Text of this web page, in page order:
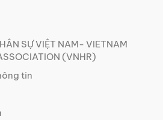
SỰ VIỆT NAM- VIETNAM
(VNHR)
tin